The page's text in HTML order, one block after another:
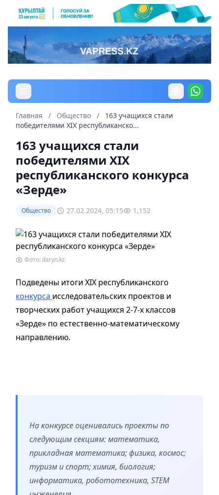
Главная / Общество /
163 учащихся стали
победителями ХІХ республиканско...
163 учащихся стали
победителями ХІХ
республиканского конкурса
«Зерде»
Общество 27.02.2024, 05:15 1,152
Фото: daryn.kz
Подведены итоги XIX республиканского
конкурса исследовательских проектов и
творческих работ учащихся 2-7-х классов
«Зерде» по естественно-математическому
направлению.
На конкурсе оценивались проекты по
следующим секциям: математика,
прикладная математика; физика, космос;
туризм и спорт; химия, биология;
информатика, робототехника, STEM